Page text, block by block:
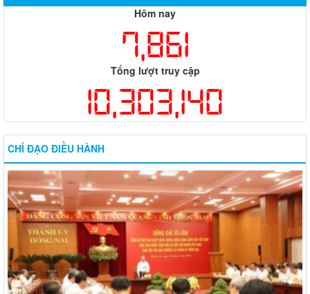
Hôm nay
7,861
Tổng lượt truy cập
10,303,140
CHỈ ĐẠO ĐIỀU HÀNH